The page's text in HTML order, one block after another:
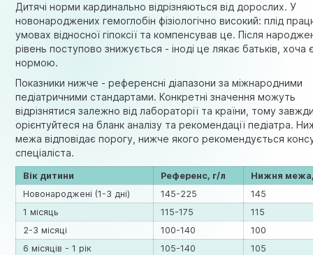
Дитячі норми кардинально відрізняються від дорослих. У
новонароджених гемоглобін фізіологічно високий: плід
умовах відносної гіпоксії та компенсував це. Після
рівень поступово знижується - іноді це лякає батьків, хоча
нормою.
Показники нижче - референсні діапазони за міжнародними
педіатричними стандартами. Конкретні значення можуть
відрізнятися залежно від лабораторії та країни, тому
орієнтуйтеся на бланк аналізу та рекомендації педіатра.
межа відповідає порогу, нижче якого рекомендується
спеціаліста.
Вік дитини Референс, г/л
Нижня
Новонароджені (1-3 дні)
145-225
145
1 місяць
115-175
115
2-3 місяці
100-140
100
6 місяців - 1 рік
105-140
105